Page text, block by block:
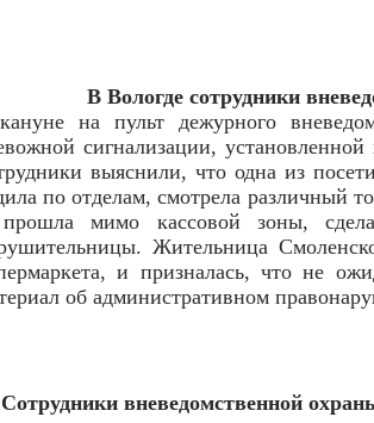
В Вологде сотрудники
на пульт дежурного
сигнализации,
выяснили, что одна из
по отделам, смотрела различный
мимо кассовой зоны,
Жительница
и призналась, что не
об административном
Сотрудники вневедомственной